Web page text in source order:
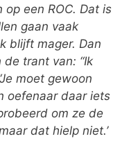
op een ROC. Dat is
gaan vaak
blijft mager. Dan
trant van: “Ik
moet gewoon
oefenaar daar iets
om ze de
dat hielp niet.’